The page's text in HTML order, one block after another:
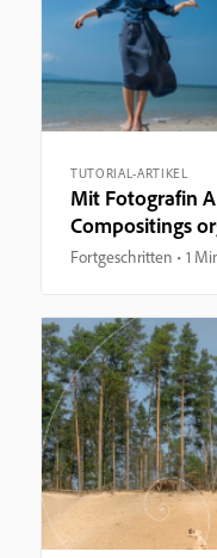
TUTORIAL-ARTIKEL
Mit Fotografin
Compositings
Fortgeschritten 1